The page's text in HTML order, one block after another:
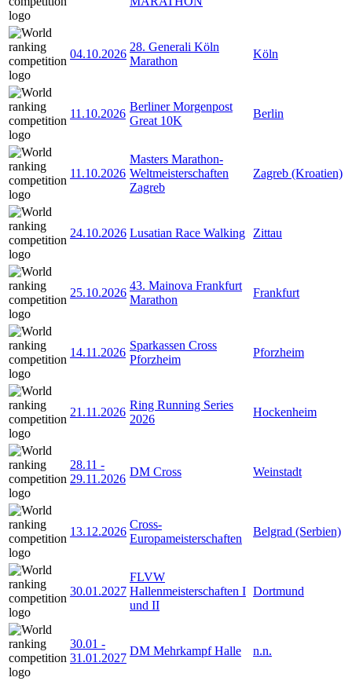
04.10.2026
28. Generali Köln
Marathon
Köln
11.10.2026
Berliner Morgenpost
Great 10K
Berlin
11.10.2026
Masters Marathon-
Weltmeisterschaften
Zagreb
Zagreb (Kroatien)
24.10.2026 Lusatian Race Walking Zittau
25.10.2026
43. Mainova Frankfurt
Marathon
Frankfurt
14.11.2026
Sparkassen Cross
Pforzheim
Pforzheim
21.11.2026
Ring Running Series
2026
Hockenheim
28.11 -
29.11.2026
DM Cross Weinstadt
13.12.2026
Cross-
Europameisterschaften
Belgrad (Serbien)
30.01.2027
FLVW
Hallenmeisterschaften I
und II
Dortmund
30.01 -
31.01.2027
DM Mehrkampf Halle n.n.